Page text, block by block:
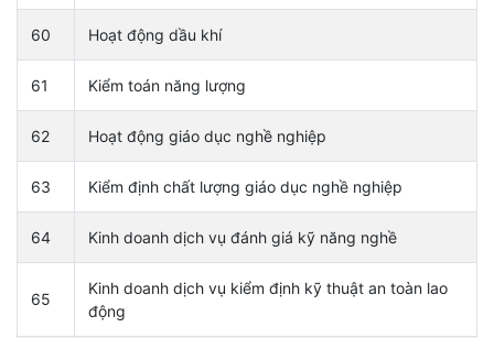
60 Hoạt động dầu khí
61 Kiểm toán năng lượng
62 Hoạt động giáo dục nghề nghiệp
63 Kiểm định chất lượng giáo dục nghề nghiệp
64 Kinh doanh dịch vụ đánh giá kỹ năng nghề
65
Kinh doanh dịch vụ kiểm định kỹ thuật an toàn lao
động